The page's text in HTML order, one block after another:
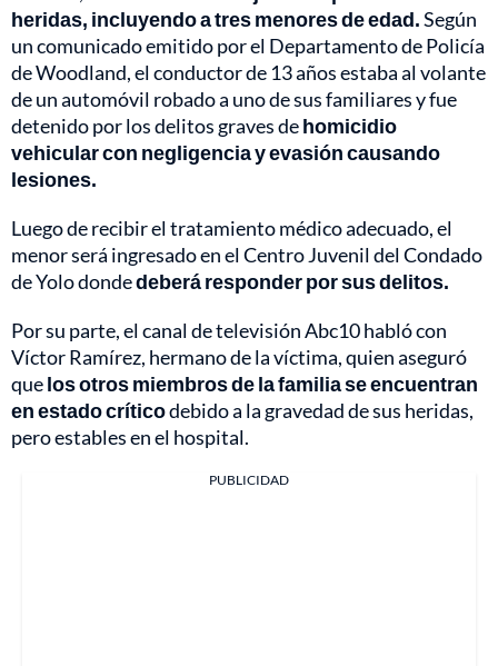
heridas, incluyendo a tres menores de edad.Según
un comunicado emitido por el Departamento de Policía
de Woodland, el conductor de 13 años estaba al volante
de un automóvil robado a uno de sus familiares y fue
detenido por los delitos graves dehomicidio
vehicular con negligencia y evasión causando
lesiones.
Luego de recibir el tratamiento médico adecuado, el
menor será ingresado en el Centro Juvenil del Condado
de Yolo dondedeberá responder por sus delitos.
Por su parte, el canal de televisión Abc10 habló con
Víctor Ramírez, hermano de la víctima, quien aseguró
quelos otros miembros de la familia se encuentran
en estado críticodebido a la gravedad de sus heridas,
pero estables en el hospital.
PUBLICIDAD